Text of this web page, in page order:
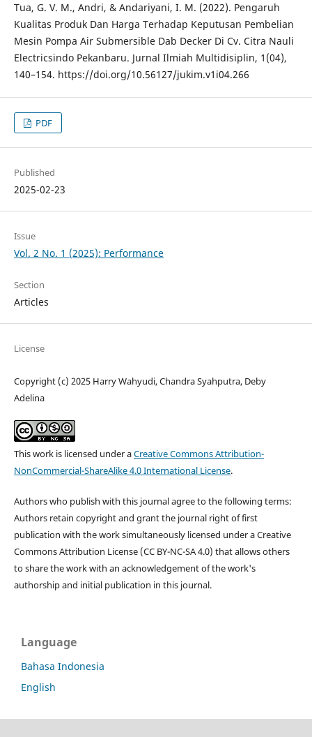
Tua, G. V. M., Andri, & Andariyani, I. M. (2022). Pengaruh
Kualitas Produk Dan Harga Terhadap Keputusan Pembelian
Mesin Pompa Air Submersible Dab Decker Di Cv. Citra Nauli
Electricsindo Pekanbaru. Jurnal Ilmiah Multidisiplin, 1(04),
140–154. https://doi.org/10.56127/jukim.v1i04.266
PDF
Published
2025-02-23
Issue
Vol. 2 No. 1 (2025): Performance
Section
Articles
License
Copyright (c) 2025 Harry Wahyudi, Chandra Syahputra, Deby
Adelina
This work is licensed under aCreative Commons Attribution-
NonCommercial-ShareAlike 4.0 International License.
Authors who publish with this journal agree to the following terms:
Authors retain copyright and grant the journal right of first
publication with the work simultaneously licensed under a Creative
Commons Attribution License (CC BY-NC-SA 4.0) that allows others
to share the work with an acknowledgement of the work's
authorship and initial publication in this journal.
Language
Bahasa Indonesia
English